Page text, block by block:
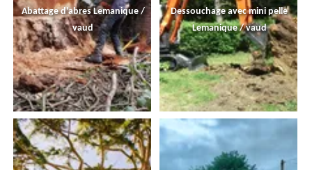
Abattage d'abres Lemanique /
vaud
Dessouchage avec mini pelle
Lemanique / vaud